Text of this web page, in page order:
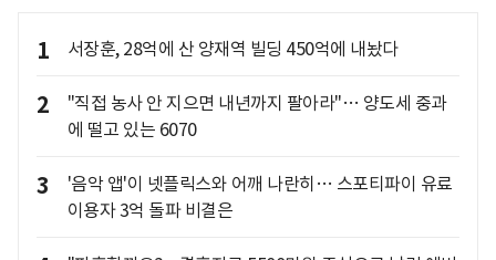
1 서장훈, 28억에 산 양재역 빌딩 450억에 내놨다
2
"직접 농사 안 지으면 내년까지 팔아라"… 양도세 중과
에 떨고 있는 6070
3
'음악 앱'이 넷플릭스와 어깨 나란히… 스포티파이 유료
이용자 3억 돌파 비결은